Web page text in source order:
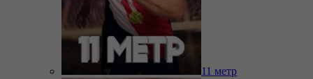
11 метр